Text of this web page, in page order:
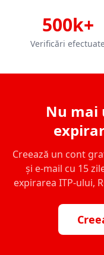
500k+
Verificări
Nu mai
Creează un cont
și e-mail cu 15
expirarea ITP-ului,